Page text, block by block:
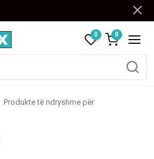
0 0
Produkte të ndryshme për